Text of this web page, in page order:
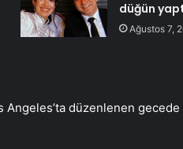
düğün
Ağustos 7,
Angeles’ta düzenlenen